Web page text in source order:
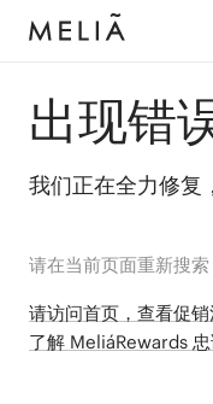
出现错
我们正在全力修复
请在当前页面重新搜
请访问首页，查看促销
了解 MeliáRewards